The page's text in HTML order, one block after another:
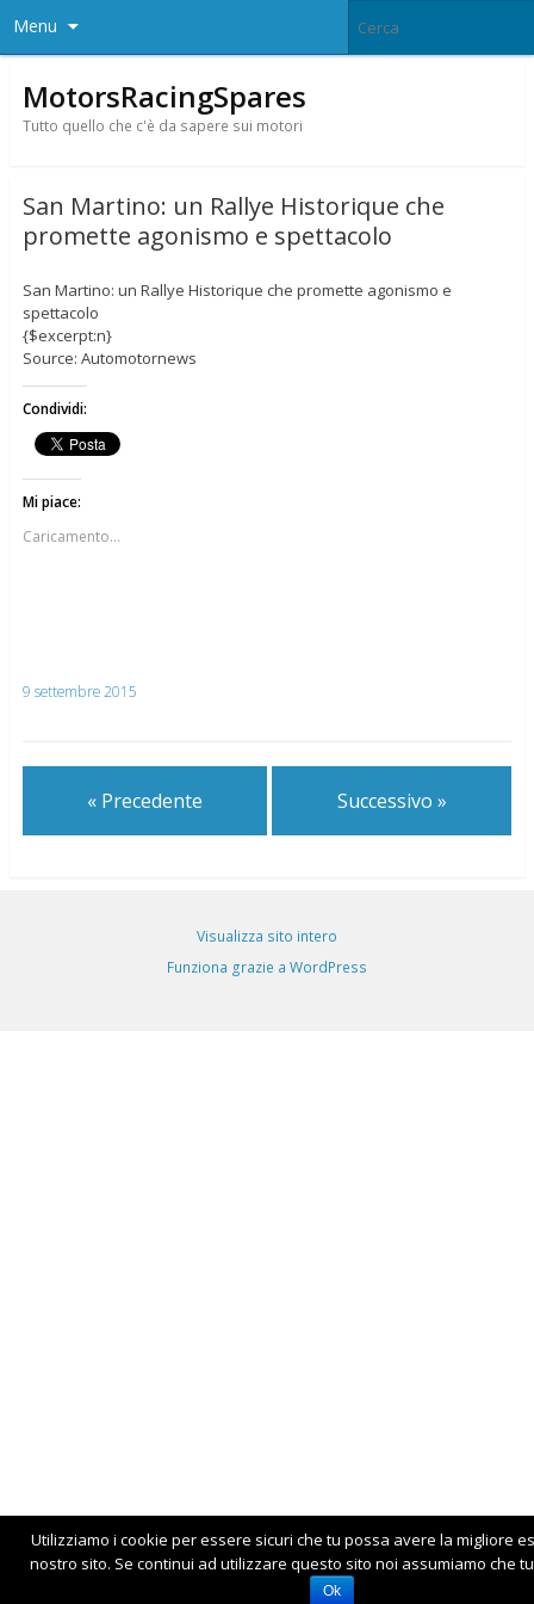
Menu
MotorsRacingSpares
Tutto quello che c'è da sapere sui motori
San Martino: un Rallye Historique che
promette agonismo e spettacolo
San Martino: un Rallye Historique che promette agonismo e
spettacolo
{$excerpt:n}
Source: Automotornews
Condividi:
Mi piace:
Caricamento...
9 settembre 2015
« Precedente Successivo »
Visualizza sito intero
Funziona grazie a WordPress
Utilizziamo i cookie per essere sicuri che tu possa avere la migliore
nostro sito. Se continui ad utilizzare questo sito noi assumiamo che
Ok